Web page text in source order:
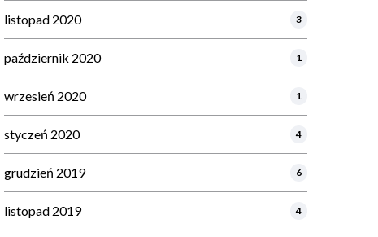
listopad 2020 3
październik 2020 1
wrzesień 2020 1
styczeń 2020 4
grudzień 2019 6
listopad 2019 4